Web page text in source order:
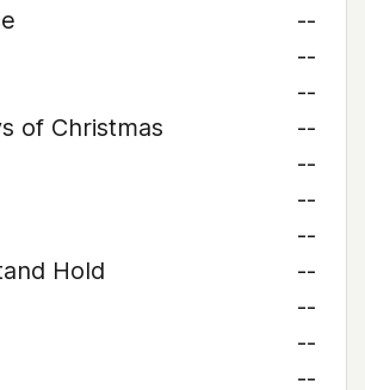
--
--
--
of Christmas
--
--
--
--
Hold
--
--
--
--